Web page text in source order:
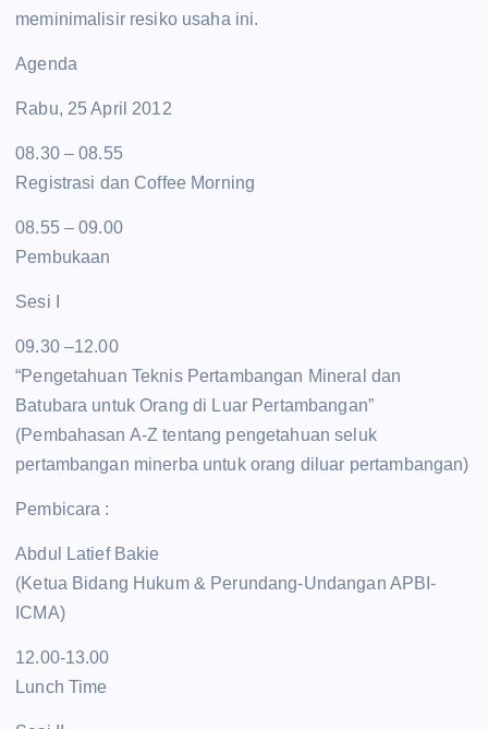
meminimalisir resiko usaha ini.
Agenda
Rabu, 25 April 2012
08.30 – 08.55
Registrasi dan Coffee Morning
08.55 – 09.00
Pembukaan
Sesi I
09.30 –12.00
“Pengetahuan Teknis Pertambangan Mineral dan
Batubara untuk Orang di Luar Pertambangan”
(Pembahasan A-Z tentang pengetahuan seluk
pertambangan minerba untuk orang diluar pertambangan)
Pembicara :
Abdul Latief Bakie
(Ketua Bidang Hukum & Perundang-Undangan APBI-
ICMA)
12.00-13.00
Lunch Time